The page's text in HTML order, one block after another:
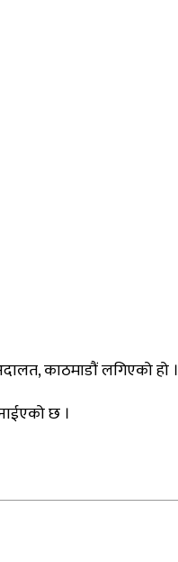
काठमाडौं लगिएको हो ।
छ ।